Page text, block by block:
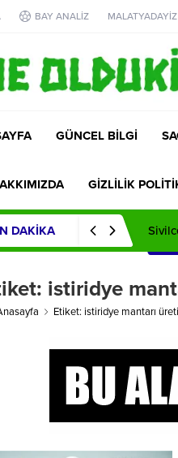
BAY ANALİZ MALATYADAYİZ
GÜNCEL BİLGİ
GİZLİLİK
DAKİKA
istiridye
Etiket: istiridye mantarı